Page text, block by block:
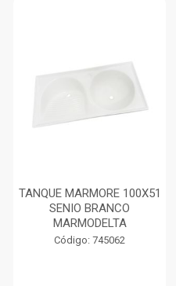
TANQUE MARMORE 100X51
SENIO BRANCO
MARMODELTA
Código: 745062